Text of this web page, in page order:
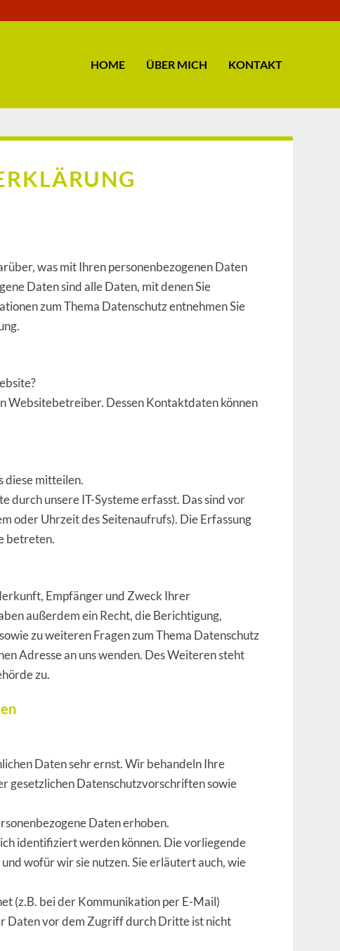
HOME ÜBER MICH KONTAKT
was mit Ihren personenbezogenen Daten
Daten sind alle Daten, mit denen Sie
zum Thema Datenschutz entnehmen Sie
Dessen Kontaktdaten können
diese mitteilen.
durch unsere IT-Systeme erfasst. Das sind vor
oder Uhrzeit des Seitenaufrufs). Die Erfassung
betreten.
Empfänger und Zweck Ihrer
außerdem ein Recht, die Berichtigung,
zu weiteren Fragen zum Thema Datenschutz
Adresse an uns wenden. Des Weiteren steht
zu.
Daten sehr ernst. Wir behandeln Ihre
gesetzlichen Datenschutzvorschriften sowie
Daten erhoben.
identifiziert werden können. Die vorliegende
wofür wir sie nutzen. Sie erläutert auch, wie
(z.B. bei der Kommunikation per E-Mail)
Daten vor dem Zugriff durch Dritte ist nicht